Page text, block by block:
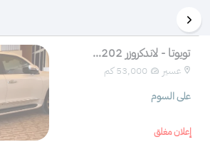
تويوتا - لاندكروزر 202...
عسير
53,000 كم
على السوم
إعلان مغلق